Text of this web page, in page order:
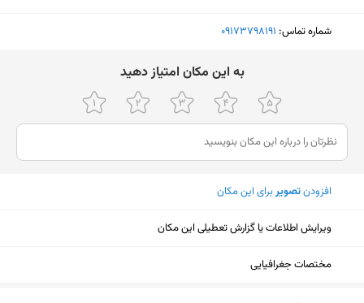
دوشنبه (امروز)
پنجشنبه
۷ تا ۲۳
جمعه
۷ تا ۲۳
شنبه
یکشنبه
شماره تماس: ‎09173798191
ﺑﻪ اﯾﻦ ﻣﮑﺎن اﻣﺘﯿﺎز دﻫﯿﺪ
افزودنتصویربرای این مکان
ویرایش اطلاعات یا گزارش تعطیلی این مکان
مختصات جغرافیایی